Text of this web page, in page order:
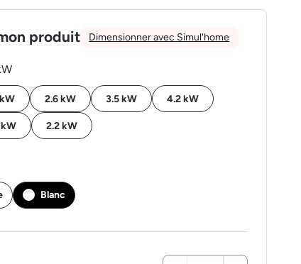
produit Dimensionner avec Simul'home
2.6 kW 3.5 kW 4.2 kW
2.2 kW
Blanc